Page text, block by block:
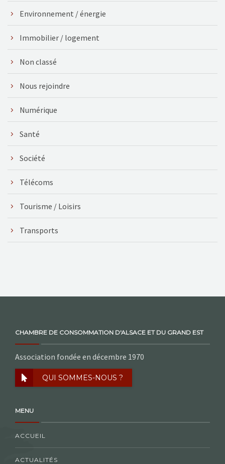
Environnement / énergie
Immobilier / logement
Non classé
Nous rejoindre
Numérique
Santé
Société
Télécoms
Tourisme / Loisirs
Transports
CHAMBRE DE CONSOMMATION D'ALSACE ET DU GRAND EST
Association fondée en décembre 1970
QUI SOMMES-NOUS ?
MENU
ACCUEIL
ACTUALITÉS